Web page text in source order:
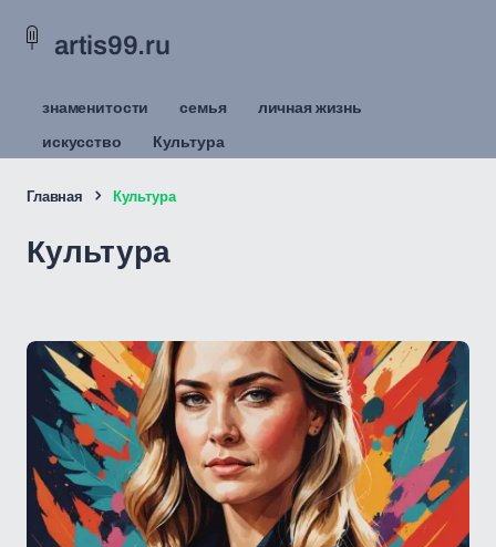
artis99.ru
знаменитости семья
личная жизнь
искусство
Культура
Главная Культура
Культура